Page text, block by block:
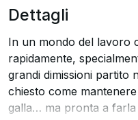
Dettagli
In un mondo del lavoro
rapidamente,
grandi dimissioni partito
chiesto come
galla… ma pronta a